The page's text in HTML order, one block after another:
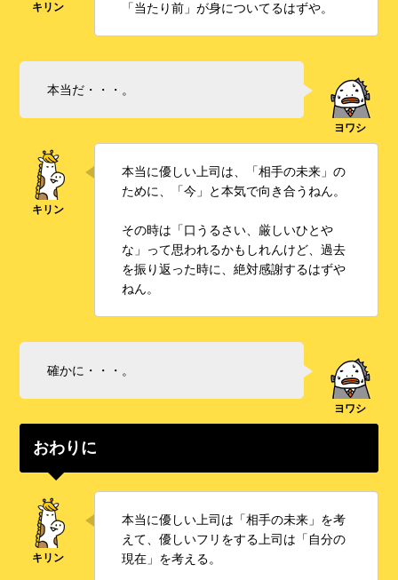
「当たり前」が身についてるはずや。
本当だ・・・。
本当に優しい上司は、「相手の未来」の
ために、「今」と本気で向き合うねん。
その時は「口うるさい、厳しいひとや
な」って思われるかもしれんけど、過去
を振り返った時に、絶対感謝するはずや
ねん。
確かに・・・。
おわりに
本当に優しい上司は「相手の未来」を考
えて、優しいフリをする上司は「自分の
現在」を考える。